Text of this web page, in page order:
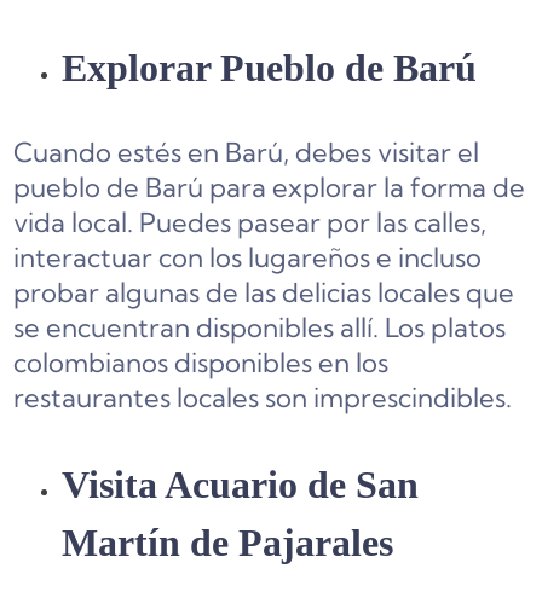
Explorar Pueblo de Barú
Cuando estés en Barú, debes visitar el
pueblo de Barú para explorar la forma de
vida local. Puedes pasear por las calles,
interactuar con los lugareños e incluso
probar algunas de las delicias locales que
se encuentran disponibles allí. Los platos
colombianos disponibles en los
restaurantes locales son imprescindibles.
Visita Acuario de San
Martín de Pajarales